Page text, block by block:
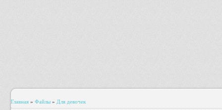
Главная » Файлы » Для девочек